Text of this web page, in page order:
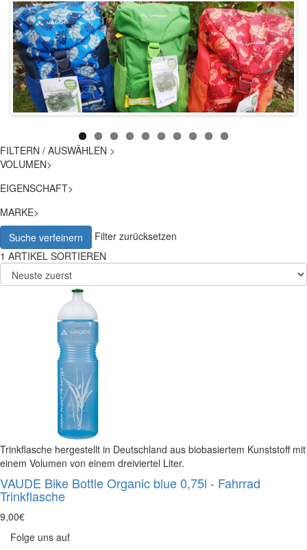
FILTERN / AUSWÄHLEN >
VOLUMEN>
EIGENSCHAFT>
MARKE>
Suche verfeinern
Filter zurücksetzen
1 ARTIKEL SORTIEREN
Trinkflasche hergestellt in Deutschland aus biobasiertem Kunststoff mit
einem Volumen von einem dreiviertel Liter.
VAUDE Bike Bottle Organic blue 0,75l - Fahrrad
Trinkflasche
9,00€
Folge uns auf